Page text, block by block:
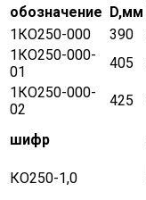
обозначение D,мм
1КО250-000
390
1КО250-000-
01
405
1КО250-000-
02
425
шифр
КО250-1,0